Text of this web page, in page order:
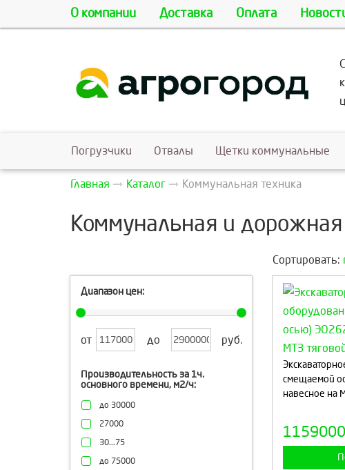
О компании Доставка Оплата
Погрузчики Отвалы Щетки коммунальные
Главная Каталог Коммунальная техника
Коммунальная и дорожная
Сортировать:
Диапазон цен:
от до руб.
Производительность за 1ч.
основного времени, м2/ч:
до 30000
27000
30...75
до 75000
смещаемой
навесное на
1159000